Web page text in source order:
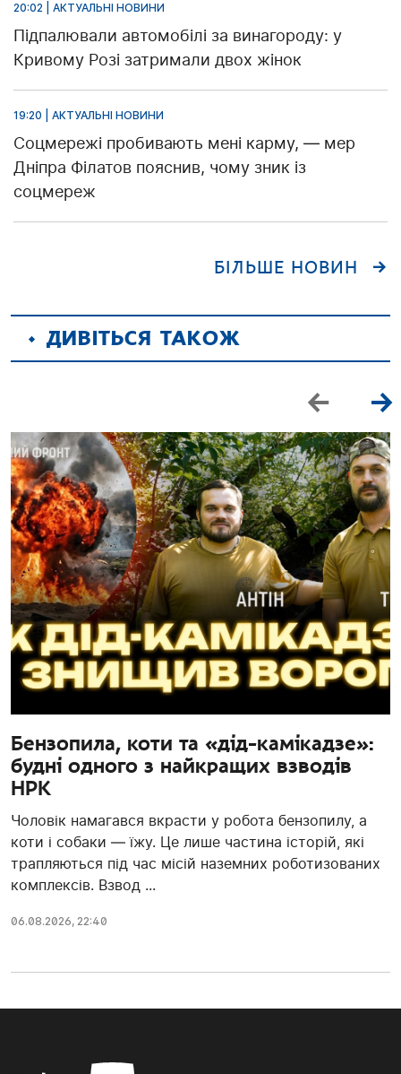
20:02 | АКТУАЛЬНІ НОВИНИ
Підпалювали автомобілі за винагороду: у
Кривому Розі затримали двох жінок
19:20 | АКТУАЛЬНІ НОВИНИ
Соцмережі пробивають мені карму, — мер
Дніпра Філатов пояснив, чому зник із
соцмереж
БІЛЬШЕ НОВИН
ДИВІТЬСЯ ТАКОЖ
Бензопила, коти та «дід-камікадзе»:
будні одного з найкращих взводів
НРК
Чоловік намагався вкрасти у робота бензопилу, а
коти і собаки — їжу. Це лише частина історій, які
трапляються під час місій наземних роботизованих
комплексів. Взвод ...
06.08.2026, 22:40